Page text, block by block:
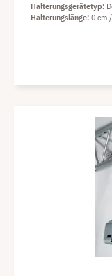
Halterungsgerätetyp
Halterungslänge 0 cm